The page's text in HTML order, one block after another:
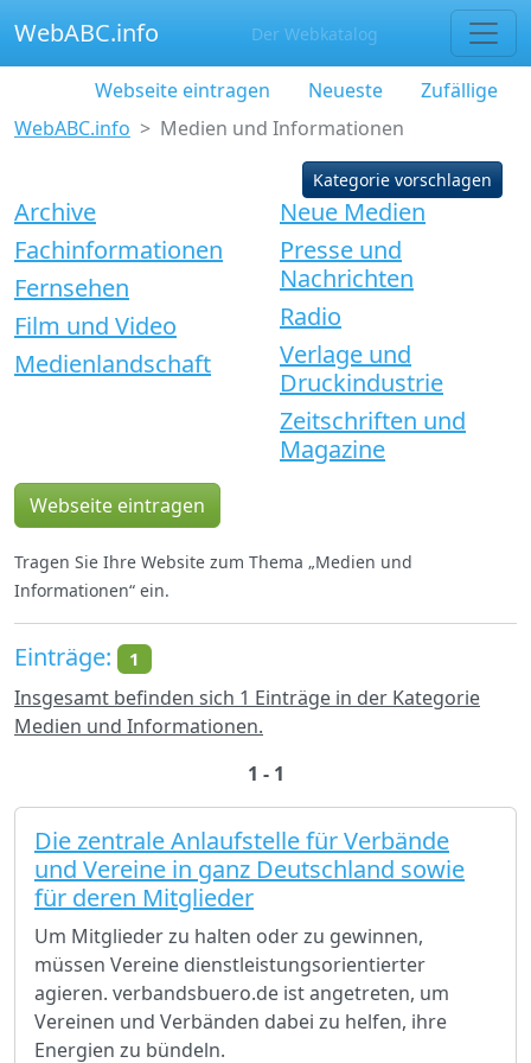
WebABC.info Der Webkatalog
Webseite eintragen Neueste
Zufällige
WebABC.info
Medien und Informationen
Kategorie vorschlagen
Archive
Fachinformationen
Fernsehen
Film und Video
Medienlandschaft
Neue Medien
Presse und
Nachrichten
Radio
Verlage und
Druckindustrie
Zeitschriften und
Magazine
Webseite eintragen
Tragen Sie Ihre Website zum Thema „Medien und
Informationen“ ein.
Einträge: 1
Insgesamt befinden sich 1 Einträge in der Kategorie
Medien und Informationen.
1 - 1
Die zentrale Anlaufstelle für Verbände
und Vereine in ganz Deutschland sowie
für deren Mitglieder
Um Mitglieder zu halten oder zu gewinnen,
müssen Vereine dienstleistungsorientierter
agieren. verbandsbuero.de ist angetreten, um
Vereinen und Verbänden dabei zu helfen, ihre
Energien zu bündeln.